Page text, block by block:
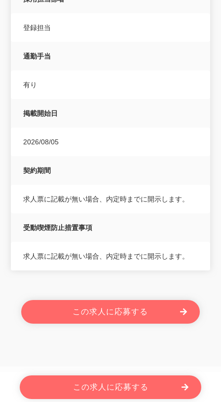
登録担当
通勤手当
有り
掲載開始日
2026/08/05
契約期間
求人票に記載が無い場合、内定時までに開示します。
受動喫煙防止措置事項
求人票に記載が無い場合、内定時までに開示します。
この求人に応募する
この求人に応募する
Powered By JOBOLE.